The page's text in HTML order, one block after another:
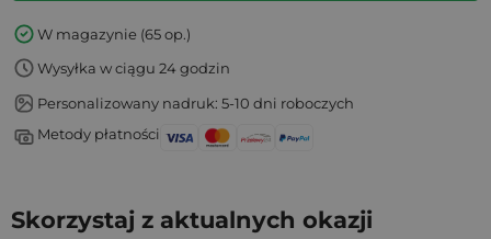
W magazynie (65 op.)
Wysyłka w ciągu 24 godzin
Personalizowany nadruk: 5-10 dni roboczych
Metody płatności
Skorzystaj z aktualnych okazji